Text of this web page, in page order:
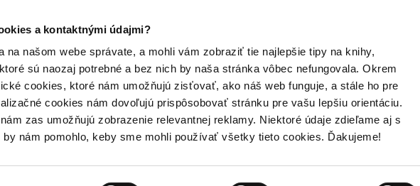
a kontaktnými údajmi?
na našom webe správate, a mohli vám zobraziť tie najlepšie tipy na knihy,
sú naozaj potrebné a bez nich by naša stránka vôbec nefungovala. Okrem
cookies, ktoré nám umožňujú zisťovať, ako náš web funguje, a stále ho pre
cookies nám dovoľujú prispôsobovať stránku pre vašu lepšiu orientáciu.
zas umožňujú zobrazenie relevantnej reklamy. Niektoré údaje zdieľame aj s
nám pomohlo, keby sme mohli používať všetky tieto cookies. Ďakujeme!